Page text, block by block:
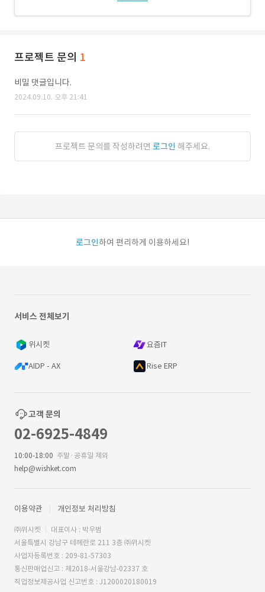
프로젝트 문의 1
비밀 댓글입니다.
2024.09.10. 오후 21:41
프로젝트 문의를 작성하려면 로그인 해주세요.
로그인하여 편리하게 이용하세요!
서비스 전체보기
위시켓 요즘IT
AIDP - AX Rise ERP
고객 문의
02-6925-4849
10:00-18:00 주말·공휴일 제외
help@wishket.com
이용약관 개인정보 처리방침
㈜위시켓
대표이사 : 박우범
서울특별시 강남구 테헤란로 211 3층 ㈜위시켓
사업자등록번호 : 209-81-57303
통신판매업신고 : 제2018-서울강남-02337 호
직업정보제공사업 신고번호 : J1200020180019